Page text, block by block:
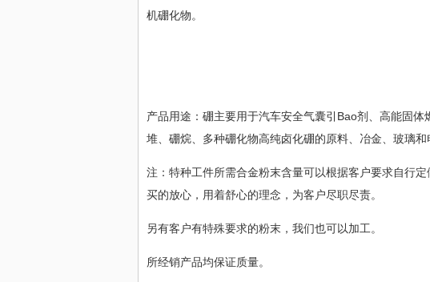
机硼化物。
产品用途：硼主要用于汽车安全气囊引Bao剂、高能固
堆、硼烷、多种硼化物高纯卤化硼的原料、冶金、玻璃和
注：特种工件所需合金粉末含量可以根据客户要求自行
买的放心，用着舒心的理念，为客户尽职尽责。
另有客户有特殊要求的粉末，我们也可以加工。
所经销产品均保证质量。